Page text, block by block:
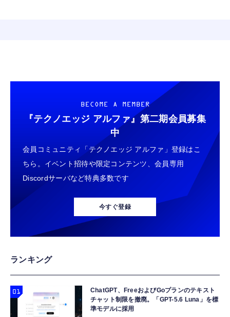
BECOME A MEMBER
『テクノエッジ アルファ』 第二期会員募集
中
会員コミュニティ「テクノエッジ アルファ」登録はこ
ちら。イベント招待や限定コンテンツ、会員専用
Discordサーバなど特典多数です
今すぐ登録
ランキング
ChatGPT、FreeおよびGoプランのテキスト
チャット制限を撤廃。「GPT-5.6 Luna」を標
準モデルに採用